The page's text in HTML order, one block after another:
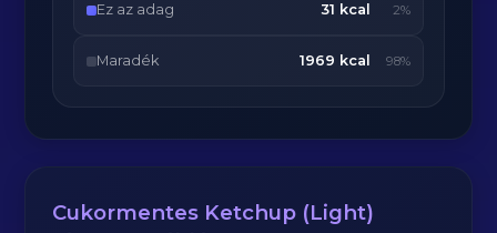
Ez az adag 31 kcal 2%
Maradék 1969 kcal 98%
Cukormentes Ketchup (Light)